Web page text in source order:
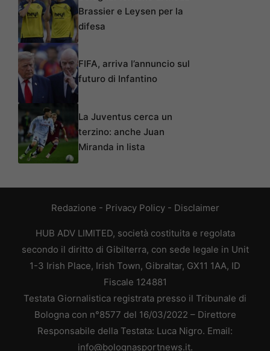
Brassier e Leysen per la
difesa
FIFA, arriva l’annuncio sul
futuro di Infantino
La Juventus cerca un
terzino: anche Juan
Miranda in lista
Redazione - Privacy Policy- Disclaimer
HUB ADV LIMITED, società costituita e regolata
secondo il diritto di Gibilterra, con sede legale in Unit
1-3 Irish Place, Irish Town, Gibraltar, GX11 1AA, ID
Fiscale 124881
Testata Giornalistica registrata presso il Tribunale di
Bologna con n°8577 del 16/03/2022 – Direttore
Responsabile della Testata: Luca Nigro. Email:
info@bolognasportnews.it.